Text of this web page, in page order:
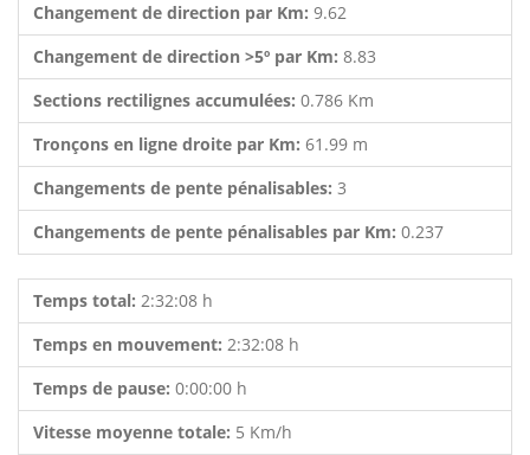
Changement de direction par Km: 9.62
Changement de direction >5º par Km: 8.83
Sections rectilignes accumulées: 0.786 Km
Tronçons en ligne droite par Km: 61.99 m
Changements de pente pénalisables: 3
Changements de pente pénalisables par Km: 0.237
Temps total: 2:32:08 h
Temps en mouvement: 2:32:08 h
Temps de pause: 0:00:00 h
Vitesse moyenne totale: 5 Km/h